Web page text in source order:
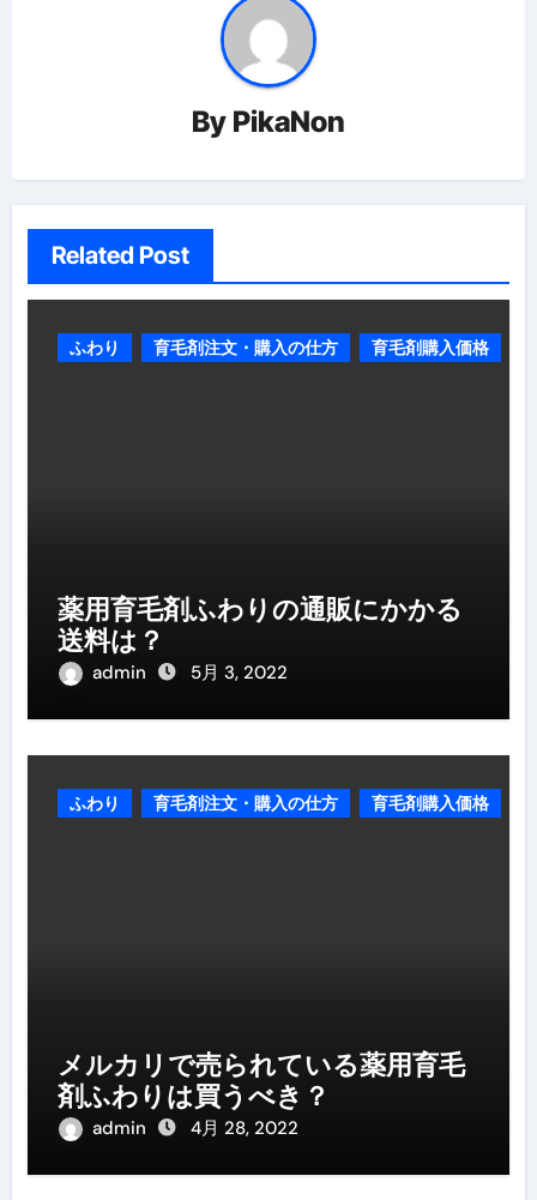
ン
By PikaNon
Related Post
ふわり 育毛剤注文・購入の仕方 育毛剤購入価格
薬用育毛剤ふわりの通販にかかる
送料は？
admin 5月 3, 2022
ふわり 育毛剤注文・購入の仕方 育毛剤購入価格
メルカリで売られている薬用育毛
剤ふわりは買うべき？
admin 4月 28, 2022